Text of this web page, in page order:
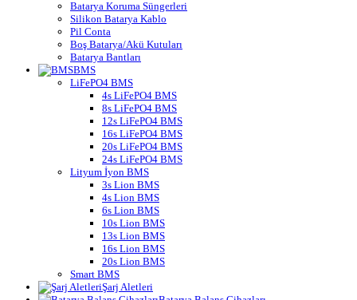
Batarya Koruma Süngerleri
Silikon Batarya Kablo
Pil Conta
Boş Batarya/Akü Kutuları
Batarya Bantları
BMS
LiFePO4 BMS
4s LiFePO4 BMS
8s LiFePO4 BMS
12s LiFePO4 BMS
16s LiFePO4 BMS
20s LiFePO4 BMS
24s LiFePO4 BMS
Lityum İyon BMS
3s Lion BMS
4s Lion BMS
6s Lion BMS
10s Lion BMS
13s Lion BMS
16s Lion BMS
20s Lion BMS
Smart BMS
Şarj Aletleri